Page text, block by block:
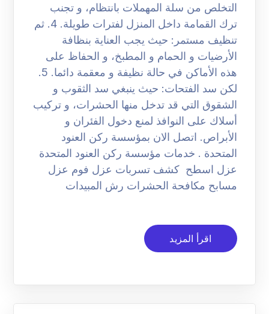
التخلص من سلة المهملات بانتظام، و تجنب
ترك القمامة داخل المنزل لفترات طويلة. 4. ثم
تنظيف مستمر: حيث يجب العناية بنظافة
الأرضيات و الحمام و المطبخ، و الحفاظ على
هذه الأماكن في حالة نظيفة و معقمة دائما. 5.
لكن سد الفتحات: حيث ينبغي سد الثقوب و
الشقوق التي قد تدخل منها الحشرات، و تركيب
أسلاك على النوافذ لمنع دخول الفئران و
الأبراص. اتصل الان بمؤسسة ركن العنود
المتحدة . خدمات مؤسسة ركن العنود المتحدة
عزل اسطح كشف تسربات عزل فوم عزل
مسابح مكافحة الحشرات رش المبيدات
اقرأ المزيد